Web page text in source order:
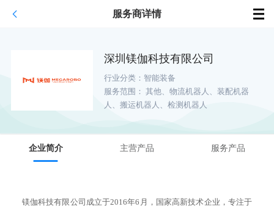
服务商详情
深圳镁伽科技有限公司
行业分类： 智能装备
服务范围：
其他、物流机器人、装配机器
人、搬运机器人、检测机器人
企业简介 主营产品 服务产品
镁伽科技有限公司成立于2016年6月，国家高新技术企业，专注于